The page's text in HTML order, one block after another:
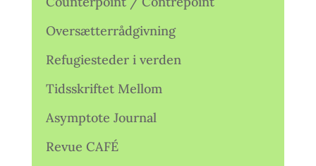
Oversætterrådgivning
Refugiesteder i verden
Tidsskriftet Mellom
Asymptote Journal
Revue CAFÉ